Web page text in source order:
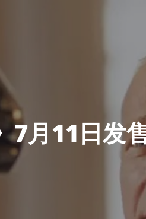
7月11日发